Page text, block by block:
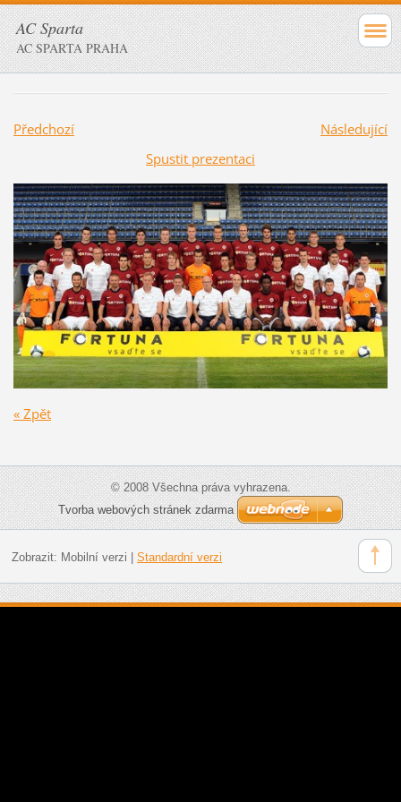
AC Sparta
AC SPARTA PRAHA
Předchozí
Následující
Spustit prezentaci
« Zpět
© 2008 Všechna práva vyhrazena.
Tvorba webových stránek zdarma
Zobrazit: Mobilní verzi | Standardní verzi